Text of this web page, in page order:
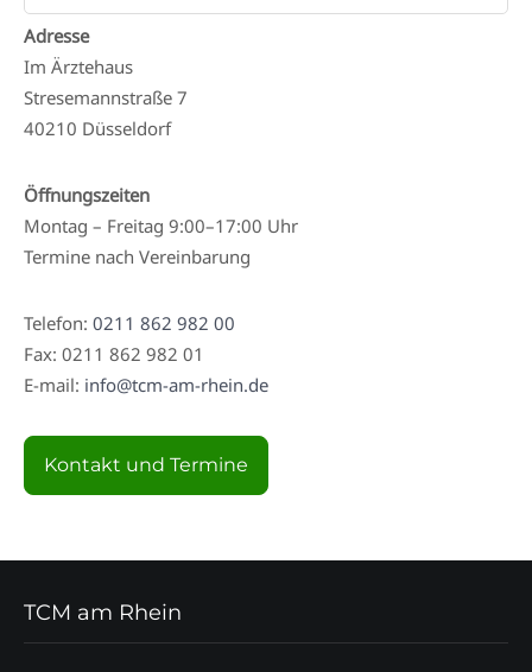
Adresse
Im Ärztehaus
Stresemannstraße 7
40210 Düsseldorf
Öffnungszeiten
Montag – Freitag 9:00–17:00 Uhr
Termine nach Vereinbarung
Telefon: 0211 862 982 00
Fax: 0211 862 982 01
E-mail: info@tcm-am-rhein.de
Kontakt und Termine
TCM am Rhein